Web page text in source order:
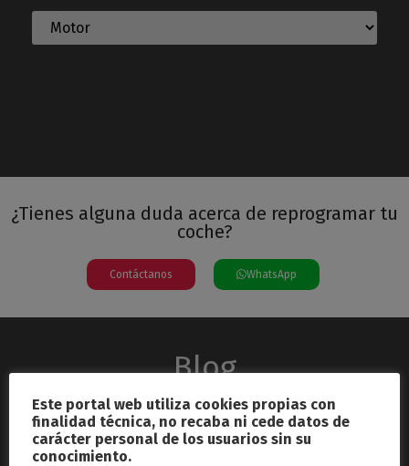
¿Tienes alguna duda acerca de reprogramar tu
coche?
Contáctanos WhatsApp
Blog
Este portal web utiliza cookies propias con
finalidad técnica, no recaba ni cede datos de
carácter personal de los usuarios sin su
conocimiento.